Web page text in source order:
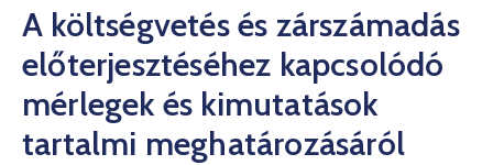
Kultúra
Keresés
A költségvetés és zárszámadás
előterjesztéséhez kapcsolódó
mérlegek és kimutatások
tartalmi meghatározásáról